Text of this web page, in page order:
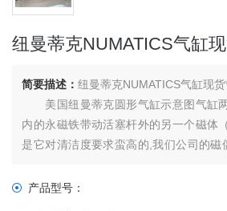
纽曼蒂克NUMATICS气缸
简要描述：纽曼蒂克NUMATICS气缸现货
美国纽曼蒂克圆形气缸示意图气缸
内的永磁铁带动活塞杆外的另一个磁体
是它对清洁度要求蛮高的,我们公司的磁
产品型号：